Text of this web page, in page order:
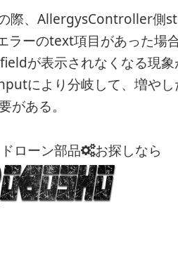
際、AllergysController側
ラーのtext項目があった場
が表示されなくなる現
により分岐して、増や
がある。
ローン部品 お探しなら